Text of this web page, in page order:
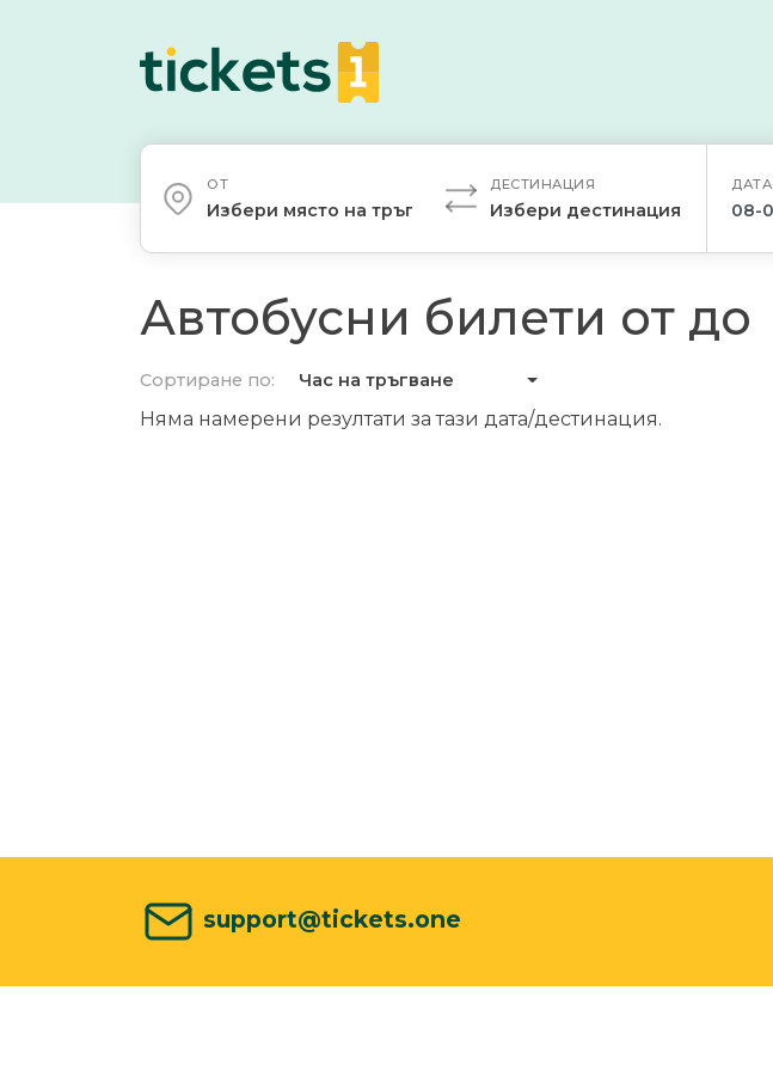
ОТ
Избери място на тръгване
ДЕСТИНАЦИЯ
Избери дестинация
ДАТА
Автобусни билети от до
Сортиране по: Час на тръгване
Няма намерени резултати за тази дата/дестинация.
support@tickets.one